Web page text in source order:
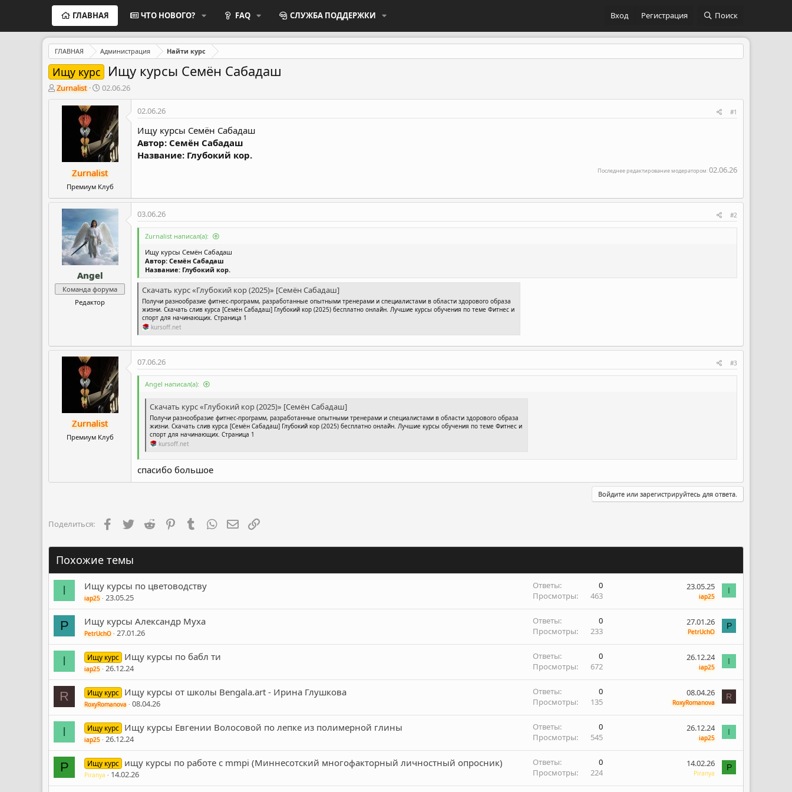
ГЛАВНАЯ ЧТО НОВОГО? FAQ СЛУЖБА ПОДДЕРЖКИ Вход Регистрация Поиск
ГЛАВНАЯ Администрация Найти курс
Ищу курс Ищу курсы Семён Сабадаш
А
в
Zurnalist
Д
а
т
н
а
ч
а
л
а
02.06.26
Zurnalist
Премиум Клуб
02.06.26 #1
Ищу курсы Семён Сабадаш
Автор: Семён Сабадаш
Название: Глубокий кор.
Последнее редактирование модератором:02.06.26
Angel
Команда форума
Редактор
03.06.26 #2
Zurnalist написал(а):
Ищу курсы Семён Сабадаш
Автор: Семён Сабадаш
Название: Глубокий кор.
Скачать курс «Глубокий кор (2025)» [Семён Сабадаш]
Получи разнообразие фитнес-программ, разработанные опытными тренерами и специалистами в области здорового образа
жизни. Скачать слив курса [Семён Сабадаш] Глубокий кор (2025) бесплатно онлайн. Лучшие курсы обучения по теме Фитнес и
спорт для начинающих. Страница 1
kursoff.net
Zurnalist
Премиум Клуб
07.06.26 #3
Angel написал(а):
Скачать курс «Глубокий кор (2025)» [Семён Сабадаш]
Получи разнообразие фитнес-программ, разработанные опытными тренерами и специалистами в области здорового образа
жизни. Скачать слив курса [Семён Сабадаш] Глубокий кор (2025) бесплатно онлайн. Лучшие курсы обучения по теме Фитнес и
спорт для начинающих. Страница 1
kursoff.net
спасибо большое
Войдите или зарегистрируйтесь для ответа.
Поделиться: FacebookTwitter Reddit PinterestTumblr WhatsAppЭлектронная почта
Похожие темы
I Ищу курсы по цветоводству
iap25 23.05.25
Ответы
0
Просмотры
463
23.05.25
iap25
I
P Ищу курсы Александр Муха
PetrUchO 27.01.26
Ответы
0
Просмотры
233
27.01.26
PetrUchO
P
I Ищу курс Ищу курсы по бабл ти
iap25 26.12.24
Ответы
0
Просмотры
672
26.12.24
iap25
I
R Ищу курс Ищу курсы от школы Bengala.art - Ирина Глушкова
RoxyRomanova 08.04.26
Ответы
0
Просмотры
135
08.04.26
RoxyRomanova
R
I Ищу курс Ищу курсы Евгении Волосовой по лепке из полимерной глины
iap25 26.12.24
Ответы
0
Просмотры
545
26.12.24
iap25
I
P Ищу курс ищу курсы по работе с mmpi (Миннесотский многофакторный личностный опросник)
Piranya 14.02.26
Ответы
0
Просмотры
224
14.02.26
Piranya
P